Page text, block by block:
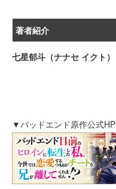
著者紹介
七星郁斗（ナナセ イクト）
▼バッドエンド原作公式HP